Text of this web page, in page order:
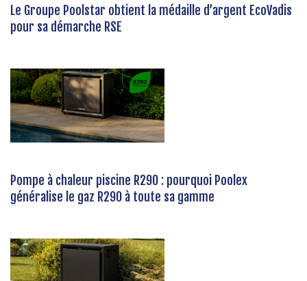
Le Groupe Poolstar obtient la médaille d’argent EcoVadis
pour sa démarche RSE
Pompe à chaleur piscine R290 : pourquoi Poolex
généralise le gaz R290 à toute sa gamme